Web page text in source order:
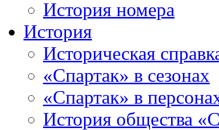
История номера
История
Историческая
«Спартак» в сезонах
«Спартак» в
История общества